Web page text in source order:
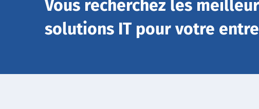
Vous recherchez les
solutions IT pour votre